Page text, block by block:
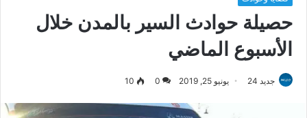
حصيلة حوادث السير بالمدن خلال
الأسبوع الماضي
جديد 24 يونيو 25, 2019 0
10